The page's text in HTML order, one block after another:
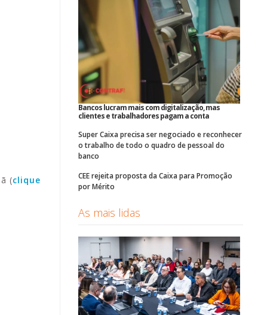
(clique
Bancos lucram mais com digitalização, mas
clientes e trabalhadores pagam a conta
Super Caixa precisa ser negociado e reconhecer
o trabalho de todo o quadro de pessoal do
banco
CEE rejeita proposta da Caixa para Promoção
por Mérito
As mais lidas